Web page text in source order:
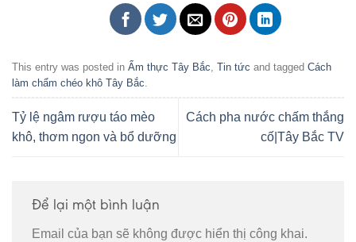
This entry was posted in Ẩm thực Tây Bắc Tin tức and tagged Cách
làm chẩm chéo khô Tây Bắc
Tỷ lệ ngâm rượu táo mèo
khô, thơm ngon và bổ dưỡng
Cách pha nước chấm thắng
cố|Tây Bắc TV
Để lại một bình luận
Email của bạn sẽ không được hiển thị công khai.